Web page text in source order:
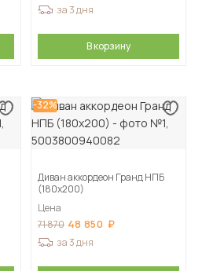
за 3 дня
В корзину
-32%
Диван аккордеон Гранд НПБ
(180х200)
Цена
71 870 48 850
за 3 дня